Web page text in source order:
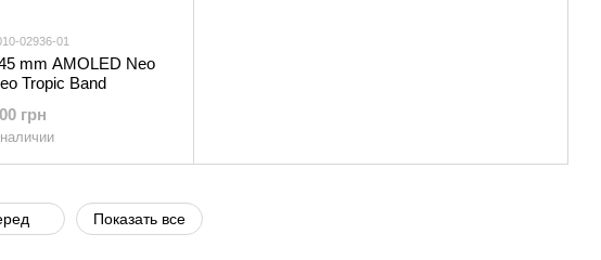
02936-01
mm AMOLED Neo
Tropic Band
грн
Показать все